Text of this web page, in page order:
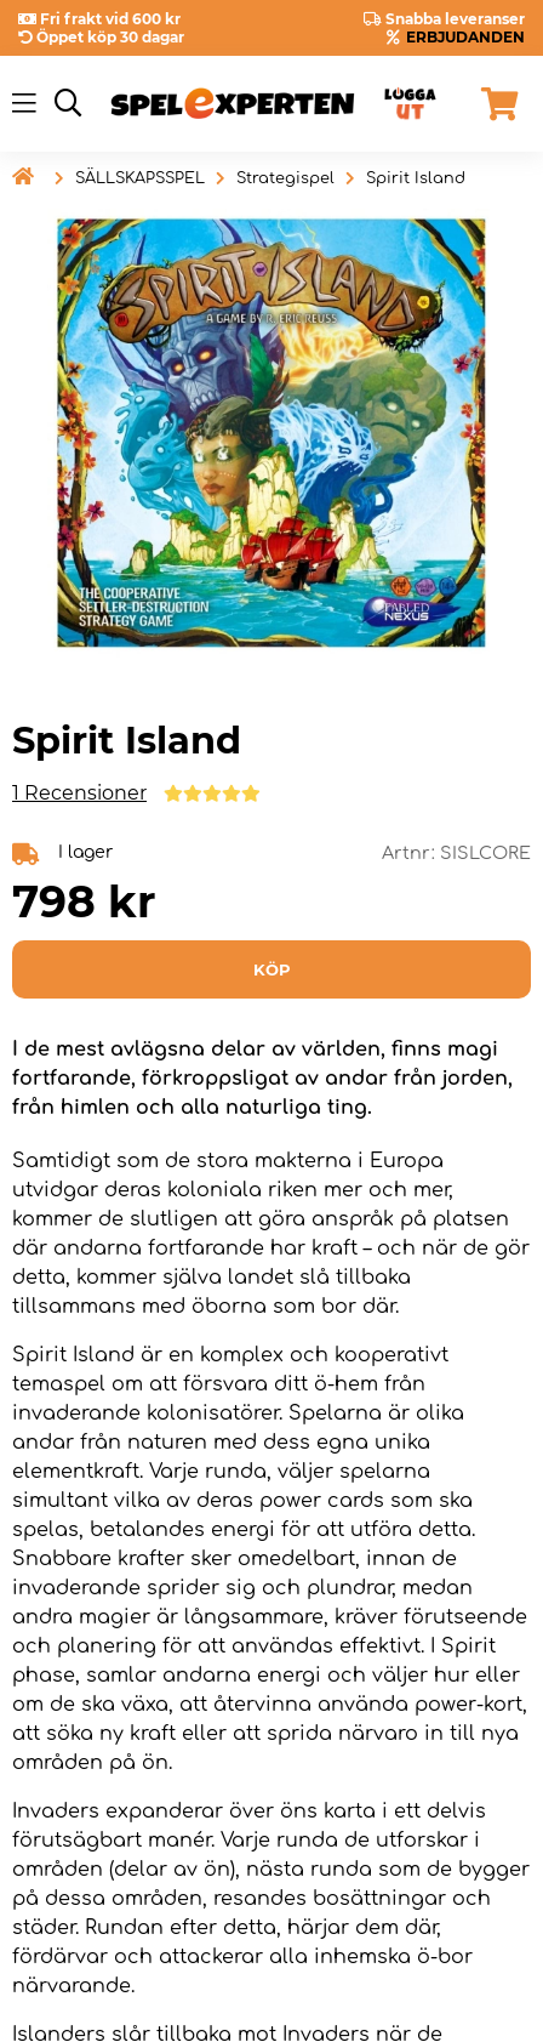
Fri frakt vid 600 kr
Snabba leveranser
Öppet köp 30 dagar
ERBJUDANDEN
 SÄLLSKAPSSPEL Strategispel Spirit Island
Spirit Island
1 Recensioner
I lager Artnr: SISLCORE
798 kr
KÖP
I de mest avlägsna delar av världen, finns magi
fortfarande, förkroppsligat av andar från jorden,
från himlen och alla naturliga ting.
Samtidigt som de stora makterna i Europa
utvidgar deras koloniala riken mer och mer,
kommer de slutligen att göra anspråk på platsen
där andarna fortfarande har kraft – och när de gör
detta, kommer själva landet slå tillbaka
tillsammans med öborna som bor där.
Spirit Island är en komplex och kooperativt
temaspel om att försvara ditt ö-hem från
invaderande kolonisatörer. Spelarna är olika
andar från naturen med dess egna unika
elementkraft. Varje runda, väljer spelarna
simultant vilka av deras power cards som ska
spelas, betalandes energi för att utföra detta.
Snabbare krafter sker omedelbart, innan de
invaderande sprider sig och plundrar, medan
andra magier är långsammare, kräver förutseende
och planering för att användas effektivt. I Spirit
phase, samlar andarna energi och väljer hur eller
om de ska växa, att återvinna använda power-kort,
att söka ny kraft eller att sprida närvaro in till nya
områden på ön.
Invaders expanderar över öns karta i ett delvis
förutsägbart manér. Varje runda de utforskar i
områden (delar av ön), nästa runda som de bygger
på dessa områden, resandes bosättningar och
städer. Rundan efter detta, härjar dem där,
fördärvar och attackerar alla inhemska ö-bor
närvarande.
Islanders slår tillbaka mot Invaders när de